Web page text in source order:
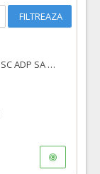
FILTREAZA
Furnizare carburanți pe baza de carduri la SC ADP SA Oradea